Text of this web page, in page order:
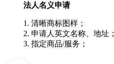
法人名义申请
1. 清晰商标图样；
2. 申请人英文名称、地址；
3. 指定商品/服务；